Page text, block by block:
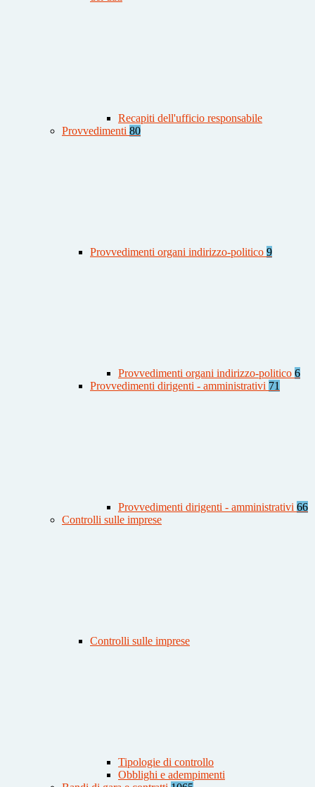
Recapiti dell'ufficio responsabile
Provvedimenti 80
Provvedimenti organi indirizzo-politico 9
Provvedimenti organi indirizzo-politico 6
Provvedimenti dirigenti - amministrativi 71
Provvedimenti dirigenti - amministrativi 66
Controlli sulle imprese
Controlli sulle imprese
Tipologie di controllo
Obblighi e adempimenti